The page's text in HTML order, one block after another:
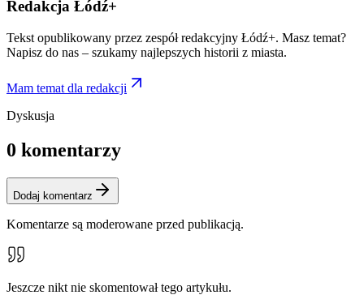
Redakcja Łódź+
Tekst opublikowany przez zespół redakcyjny Łódź+. Masz temat?
Napisz do nas – szukamy najlepszych historii z miasta.
Mam temat dla redakcji
Dyskusja
0 komentarzy
Dodaj komentarz
Komentarze są moderowane przed publikacją.
Jeszcze nikt nie skomentował tego artykułu.